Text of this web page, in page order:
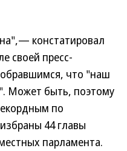
констатировал
своей пресс-
что "наш
Может быть, поэтому
по
44 главы
парламента.